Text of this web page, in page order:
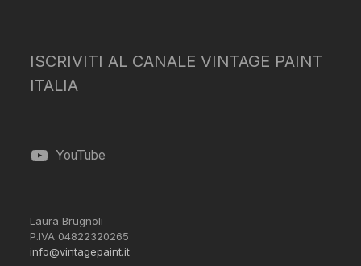
ISCRIVITI AL CANALE VINTAGE PAINT
ITALIA
YouTube
Laura Brugnoli
P.IVA 04822320265
info@vintagepaint.it